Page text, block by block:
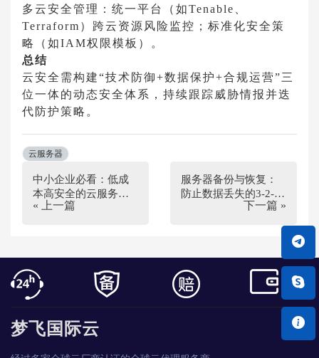
多云安全管理：统一平台（如Tenable、
Terraform）跨云资源风险监控；标准化安全策
略（如IAM权限模板）。
总结
云安全需构建“技术防御+数据保护+合规运营”三
位一体的动态安全体系，持续跟踪威胁情报并迭
代防护策略。
云服务器
中小企业必看：低成
本高安全的云服务器
部署方案
« 上一篇
服务器备份与恢复：
防止数据丢失的3-2-1
下一篇 »
梦飞国际云